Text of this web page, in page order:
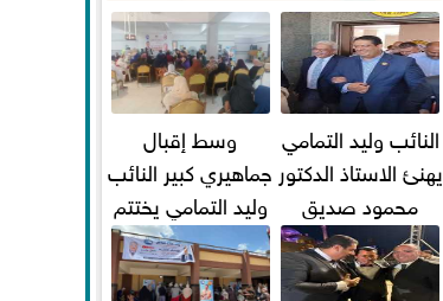
النائب وليد التمامي
يهنئ الاستاذ الدكتور
محمود صديق
تكليفة قائم باعمال
...
وسط إقبال
جماهيري كبير النائب
وليد التمامي يختتم
أضخم قافلة طبية
مجانية...